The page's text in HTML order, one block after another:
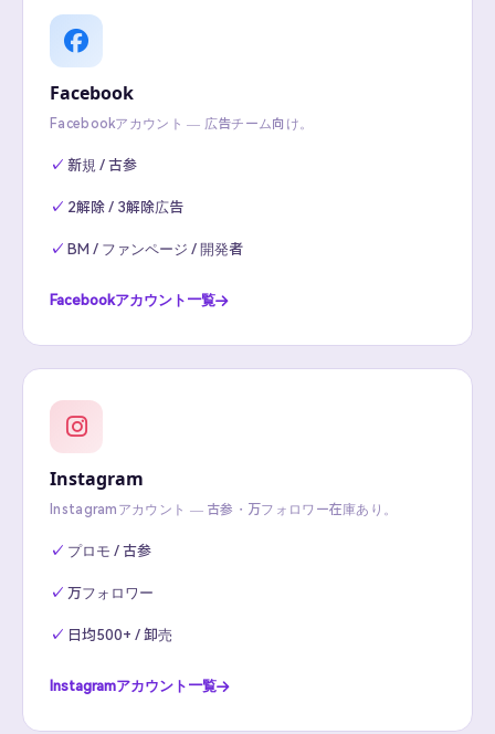
Facebook
Facebookアカウント — 広告チーム向け。
新規 / 古参
2解除 / 3解除広告
BM / ファンページ / 開発者
Facebookアカウント一覧
Instagram
Instagramアカウント — 古参・万フォロワー在庫あり。
プロモ / 古参
万フォロワー
日均500+ / 卸売
Instagramアカウント一覧